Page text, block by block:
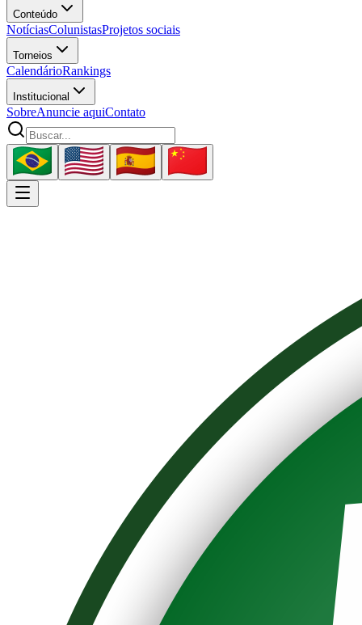
Conteúdo
NotíciasColunistasProjetos sociais
Torneios
CalendárioRankings
Institucional
SobreAnuncie aquiContato